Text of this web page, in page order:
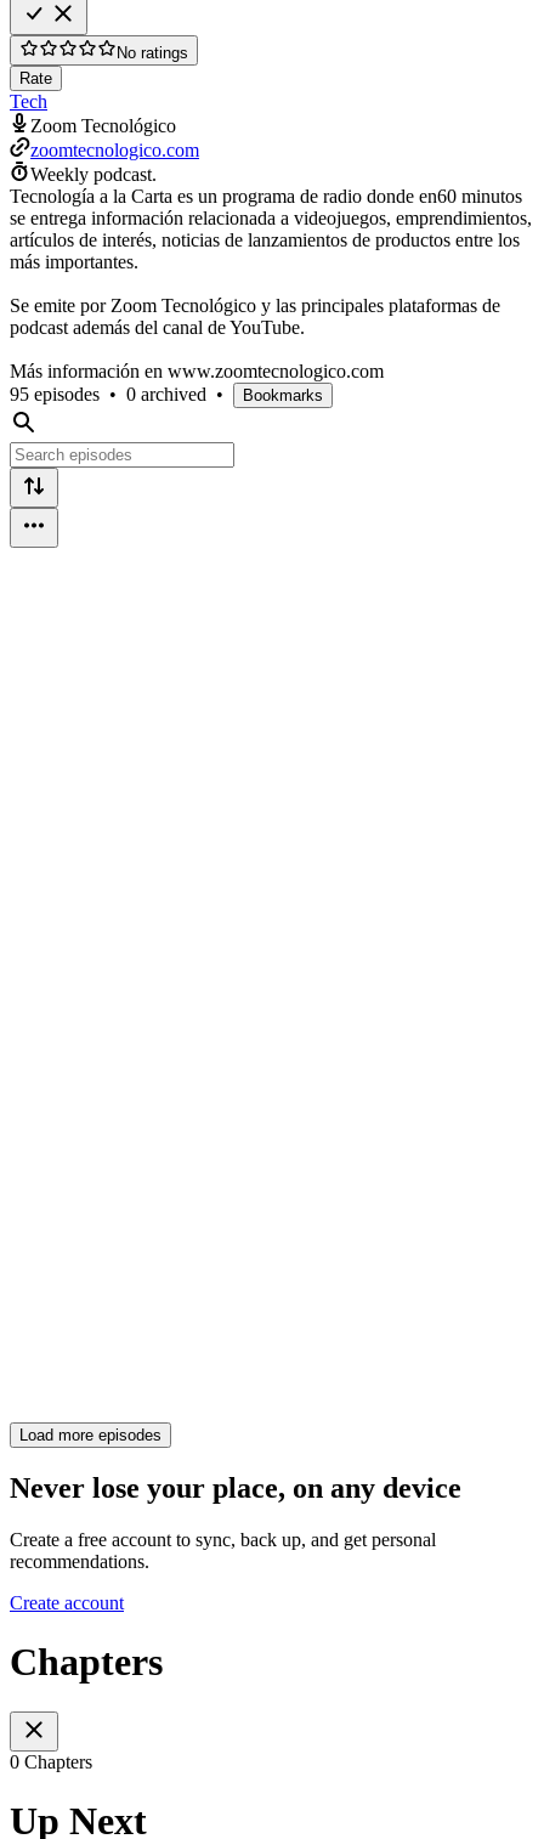
No ratings
Rate
Tech
Zoom Tecnológico
zoomtecnologico.com
Weekly podcast.
Tecnología a la Carta es un programa de radio donde en60 minutos
se entrega información relacionada a videojuegos, emprendimientos,
artículos de interés, noticias de lanzamientos de productos entre los
más importantes.
Se emite por Zoom Tecnológico y las principales plataformas de
podcast además del canal de YouTube.
Más información en www.zoomtecnologico.com
95 episodes • 0 archived • Bookmarks
Load more episodes
Never lose your place, on any device
Create a free account to sync, back up, and get personal
recommendations.
Create account
Chapters
0 Chapters
Up Next